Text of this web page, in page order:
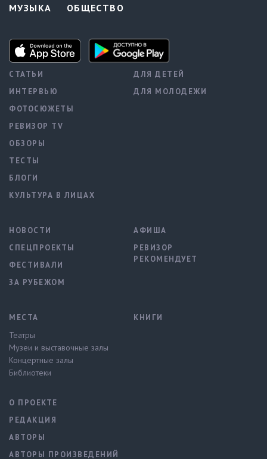
МУЗЫКА
ОБЩЕСТВО
СТАТЬИ
ИНТЕРВЬЮ
ФОТОСЮЖЕТЫ
РЕВИЗОР TV
ОБЗОРЫ
ТЕСТЫ
БЛОГИ
КУЛЬТУРА В ЛИЦАХ
ДЛЯ ДЕТЕЙ
ДЛЯ МОЛОДЕЖИ
НОВОСТИ
СПЕЦПРОЕКТЫ
ФЕСТИВАЛИ
ЗА РУБЕЖОМ
АФИША
РЕВИЗОР
РЕКОМЕНДУЕТ
МЕСТА
Театры
Музеи и выставочные залы
Концертные залы
Библиотеки
КНИГИ
О ПРОЕКТЕ
РЕДАКЦИЯ
АВТОРЫ
АВТОРЫ ПРОИЗВЕДЕНИЙ